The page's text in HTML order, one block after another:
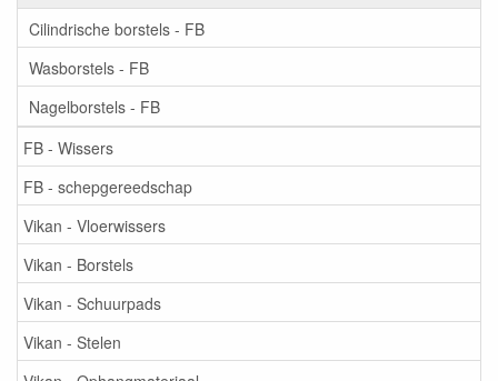
Cilindrische borstels - FB
Wasborstels - FB
Nagelborstels - FB
FB - Wissers
FB - schepgereedschap
Vikan - Vloerwissers
Vikan - Borstels
Vikan - Schuurpads
Vikan - Stelen